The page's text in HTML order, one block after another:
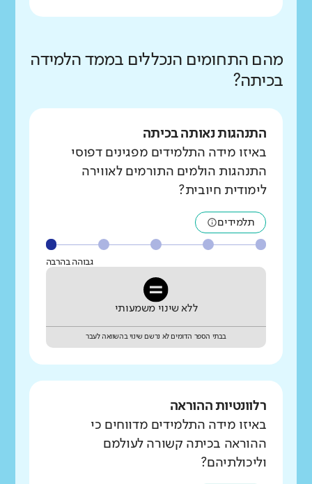
מהם התחומים הנכללים בממד הלמידה
בכיתה?
התנהגות נאותה בכיתה
באיזו מידה התלמידים מפגינים דפוסי
התנהגות הולמים התורמים לאווירה
לימודית חיובית?
תלמידים
גבוהה בהרבה
ללא שינוי משמעותי
בבתי הספר הדומים לא נרשם שינוי בהשוואה לעבר
רלוונטיות ההוראה
באיזו מידה התלמידים מדווחים כי
ההוראה בכיתה קשורה לעולמם
וליכולתיהם?